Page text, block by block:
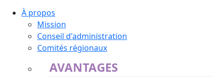
À propos
Mission
Conseil d'administration
Comités régionaux
AVANTAGES